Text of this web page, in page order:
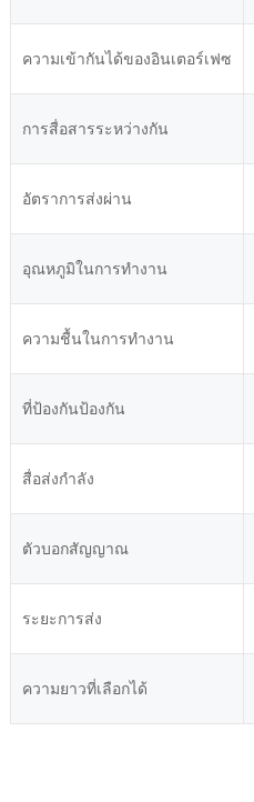
ความเข้ากันได้ของอินเตอร์เฟซ
การสื่อสารระหว่างกัน
อัตราการส่งผ่าน
อุณหภูมิในการทำงาน
ความชื้นในการทำงาน
ที่ป้องกันป้องกัน
สื่อส่งกำลัง
ตัวบอกสัญญาณ
ระยะการส่ง
ความยาวที่เลือกได้